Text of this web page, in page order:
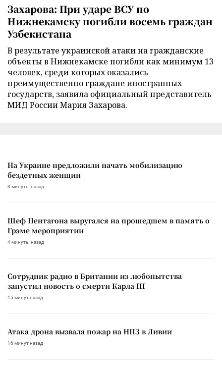
Захарова: При ударе ВСУ по
Нижнекамску погибли восемь граждан
Узбекистана
В результате украинской атаки на гражданские
объекты в Нижнекамске погибли как минимум 13
человек, среди которых оказались
преимущественно граждане иностранных
государств, заявила официальный представитель
МИД России Мария Захарова.
На Украине предложили начать мобилизацию
бездетных женщин
3 минуты назад
Шеф Пентагона выругался на прошедшем в память о
Грэме мероприятии
4 минуты назад
Сотрудник радио в Британии из любопытства
запустил новость о смерти Карла III
15 минут назад
Атака дрона вызвала пожар на НПЗ в Ливии
16 минут назад